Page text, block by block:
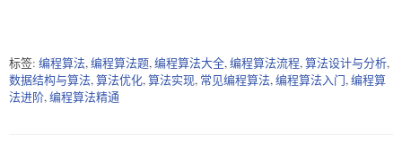
}
标签: 编程算法,编程算法题,编程算法大全,编程算法流程,算法设计与分析,
数据结构与算法,算法优化,算法实现, 常见编程算法,编程算法入门,编程算
法进阶,编程算法精通